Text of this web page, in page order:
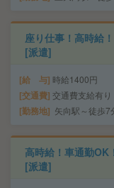
座り仕事！高時給
[派遣]
給 与 時給1400円
交通費 交通費支給有り
勤務地 矢向駅～徒歩
高時給！車通勤OK
[派遣]